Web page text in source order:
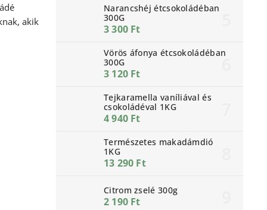
Narancshéj étcsokoládéban
300G
3 300 Ft
Vörös áfonya étcsokoládéban
300G
3 120 Ft
Tejkaramella vaníliával és
csokoládéval 1KG
4 940 Ft
Természetes makadámdió
1KG
13 290 Ft
Citrom zselé 300g
2 190 Ft
akik